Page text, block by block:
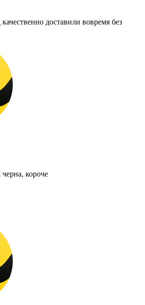
доставили вовремя без
короче